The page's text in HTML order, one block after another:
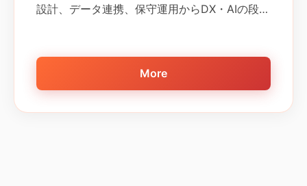
設計、データ連携、保守運用からDX・AIの段階
More